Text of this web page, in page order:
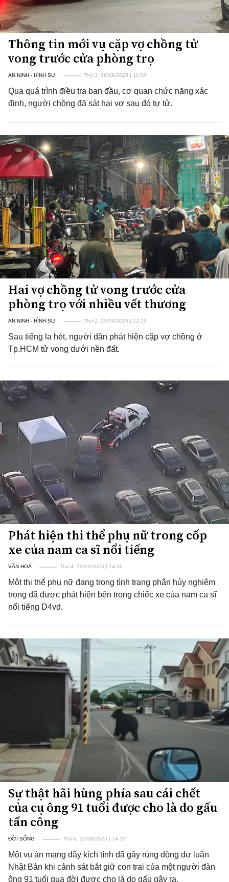
Thông tin mới vụ cặp vợ chồng tử
vong trước cửa phòng trọ
AN NINH - HÌNH SỰ Thứ 3, 16/09/2025 | 11:04
Qua quá trình điều tra ban đầu, cơ quan chức năng xác
định, người chồng đã sát hại vợ sau đó tự tử.
Hai vợ chồng tử vong trước cửa
phòng trọ với nhiều vết thương
AN NINH - HÌNH SỰ Thứ 2, 15/09/2025 | 22:15
Sau tiếng la hét, người dân phát hiện cặp vợ chồng ở
Tp.HCM tử vong dưới nền đất.
Phát hiện thi thể phụ nữ trong cốp
xe của nam ca sĩ nổi tiếng
VĂN HOÁ Thứ 4, 10/09/2025 | 14:06
Một thi thể phụ nữ đang trong tình trạng phân hủy nghiêm
trọng đã được phát hiện bên trong chiếc xe của nam ca sĩ
nổi tiếng D4vd.
Sự thật hãi hùng phía sau cái chết
của cụ ông 91 tuổi được cho là do gấu
tấn công
ĐỜI SỐNG Thứ 6, 22/08/2025 | 14:32
Một vụ án mạng đầy kịch tính đã gây rúng động dư luận
Nhật Bản khi cảnh sát bắt giữ con trai của một người đàn
ông 91 tuổi qua đời được cho là do gấu gây ra.